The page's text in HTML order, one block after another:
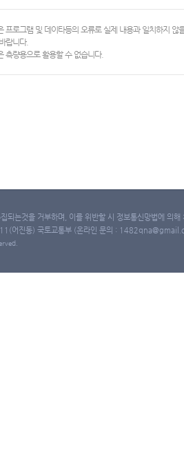
프로그램 및 데이타등의 오류로 실제 내용과 일치하지
랍니다.
측량용으로 활용할 수 없습니다.
되는것을 거부하며, 이를 위반할 시 정보통신망법에 의
어진동) 국토교통부 (온라인 문의 :